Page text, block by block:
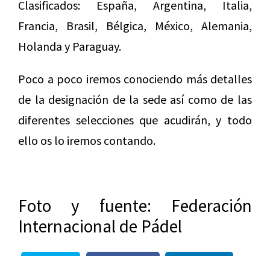
Clasificados: España, Argentina, Italia,
Francia, Brasil, Bélgica, México, Alemania,
Holanda y Paraguay.
Poco a poco iremos conociendo más detalles
de la designación de la sede así como de las
diferentes selecciones que acudirán, y todo
ello os lo iremos contando.
Foto y fuente: Federación
Internacional de Pádel